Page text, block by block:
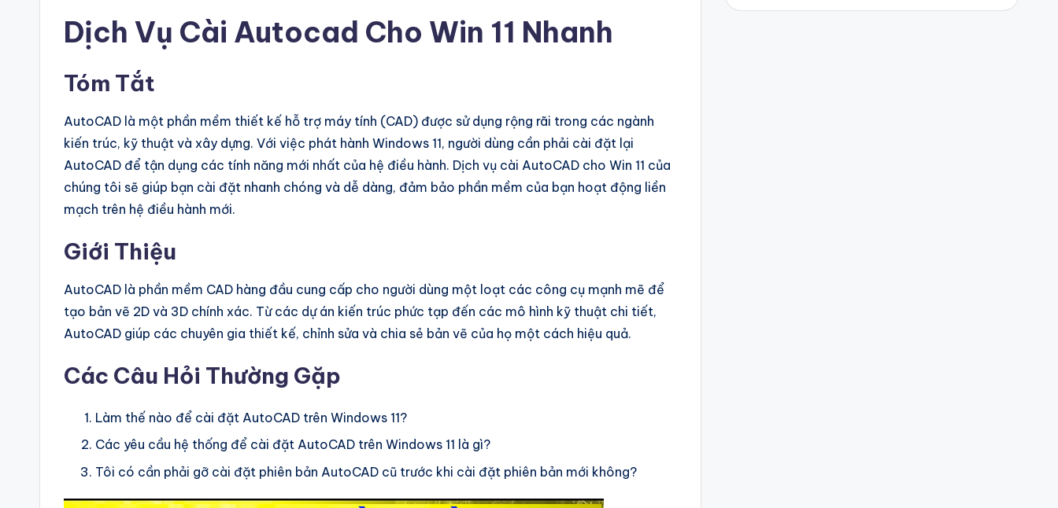
Dịch Vụ Cài Autocad Cho Win 11 Nhanh
Tóm Tắt
AutoCAD là một phần mềm thiết kế hỗ trợ máy tính (CAD) được sử dụng rộng rãi trong các ngành
kiến ​​trúc, kỹ thuật và xây dựng. Với việc phát hành Windows 11, người dùng cần phải cài đặt lại
AutoCAD để tận dụng các tính năng mới nhất của hệ điều hành. Dịch vụ cài AutoCAD cho Win 11 của
chúng tôi sẽ giúp bạn cài đặt nhanh chóng và dễ dàng, đảm bảo phần mềm của bạn hoạt động liền
mạch trên hệ điều hành mới.
Giới Thiệu
AutoCAD là phần mềm CAD hàng đầu cung cấp cho người dùng một loạt các công cụ mạnh mẽ để
tạo bản vẽ 2D và 3D chính xác. Từ các dự án kiến ​​trúc phức tạp đến các mô hình kỹ thuật chi tiết,
AutoCAD giúp các chuyên gia thiết kế, chỉnh sửa và chia sẻ bản vẽ của họ một cách hiệu quả.
Các Câu Hỏi Thường Gặp
Làm thế nào để cài đặt AutoCAD trên Windows 11?
Các yêu cầu hệ thống để cài đặt AutoCAD trên Windows 11 là gì?
Tôi có cần phải gỡ cài đặt phiên bản AutoCAD cũ trước khi cài đặt phiên bản mới không?